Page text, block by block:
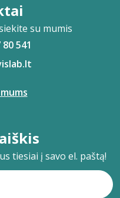
su mumis
541
tiesiai į savo el. paštą!